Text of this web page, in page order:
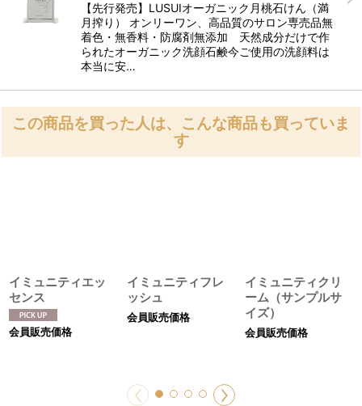
【先行発売】LUSUIオーガニック月桃石けん（満
月搾り） オンリーワン、高品質のサロン専売品無
着色・無香料・防腐剤無添加 天然成分だけで作
られたオーガニック洗顔石鹸今ご使用の洗顔料は
本当に安…
この商品を買った人は、こんな商品も買っていま
す
イミュニティエッ
センス
会員販売価格
イミュニティフレ
ッシュ
会員販売価格
イミュニティクリ
ーム（サンプルサ
イズ）
会員販売価格